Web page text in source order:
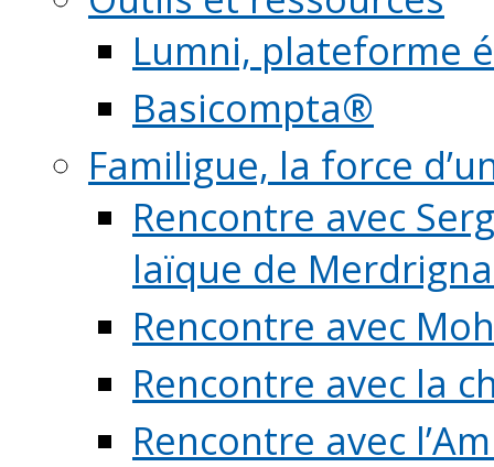
Lumni, plateforme
Basicompta®
Familigue, la force
Rencontre avec
laïque de
Rencontre avec
Rencontre avec la
Rencontre avec